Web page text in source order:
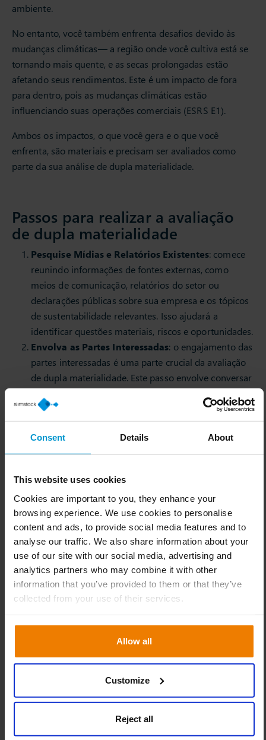
Consent Details About
This website uses cookies
Cookies are important to you, they enhance your
browsing experience. We use cookies to personalise
content and ads, to provide social media features and to
analyse our traffic. We also share information about your
use of our site with our social media, advertising and
analytics partners who may combine it with other
information that you’ve provided to them or that they’ve
collected from your use of their services.
Allow all
Customize
Reject all
ambiente.
No entanto, você também enfrenta desafios devido às
mudanças climáticas— a região onde você cultiva está se
tornando mais quente, e as secas prolongadas estão
afetando seus rendimentos. Este é um impacto de fora
para dentro, pois as mudanças climáticas estão
influenciando suas operações comerciais (ESRS E1).
Ambos os impactos, o que você gera e o que você
enfrenta, são materiais e precisam ser avaliados como
parte da sua análise de dupla materialidade.
Passos para realizar a avaliação
de dupla materialidade
Pesquise Mídias e Relatórios Existentes: comece
reunindo informações de fontes externas, como
meios de comunicação, relatórios do setor ou
declarações públicas sobre sua empresa e os tópicos
de sustentabilidade relevantes. Isso ajudará a
identificar questões materiais, riscos e oportunidades.
Envolva as Partes Interessadas: o engajamento das
partes interessadas é uma parte crucial da avaliação
de dupla materialidade. Este passo envolve conversar
quanto externas, como colaboradores, gestão,
acionistas, clientes, fornecedores, reguladores e
comunidades locais. Através dessas discussões, você
identificará o que as partes interessadas acreditam
Determine Impactos, Riscos e Oportunidades
(IROs): com base na sua pesquisa e no feedback das
partes interessadas, avalie o escopo e a escala de
cada impacto, risco ou oportunidade identificado.
Alguns problemas podem ter um efeito mais
significativo do que outros, por isso é importante
avaliar cada um em termos de seu impacto potencial
no seu negócio e no desempenho de
Defina Limiares para Materialidade: nem todos os
IROs identificados serão significativos o suficiente
para serem reportados. Você precisará definir
materiais para sua empresa. Somente os IROs que
ultrapassarem esses limiares devem ser incluídos no
Documente e Justifique Suas Decisões: durante